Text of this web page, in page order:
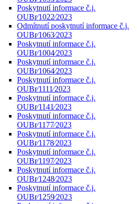
Poskytnutí informace č.j.
OUBr⁄1022⁄2023
Odmítnutí poskytnutí informace č.j.
OUBr⁄1063⁄2023
Poskytnutí informace č.j.
OUBr⁄1004⁄2023
Poskytnutí informace č.j.
OUBr⁄1064⁄2023
Poskytnutí informace č.j.
OUBr⁄1111⁄2023
Poskytnutí informace č.j.
OUBr⁄1141⁄2023
Poskytnutí informace č.j.
OUBr⁄1177⁄2023
Poskytnutí informace č.j.
OUBr⁄1178⁄2023
Poskytnutí informace č.j.
OUBr⁄1197⁄2023
Poskytnutí informace č.j.
OUBr⁄1248⁄2023
Poskytnutí informace č.j.
OUBr⁄1259⁄2023